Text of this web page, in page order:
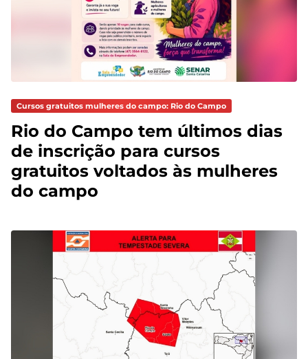
Cursos gratuitos mulheres do campo: Rio do Campo
Rio do Campo tem últimos dias
de inscrição para cursos
gratuitos voltados às mulheres
do campo